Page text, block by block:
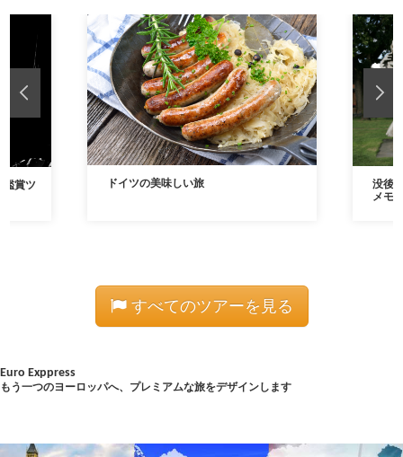
鑑賞ツ ドイツの美味しい旅
没後
メモ
すべてのツアーを見る
Euro Exppress
もう一つのヨーロッパへ、プレミアムな旅をデザインします